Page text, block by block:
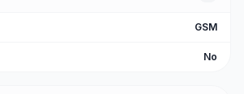
GSM
No